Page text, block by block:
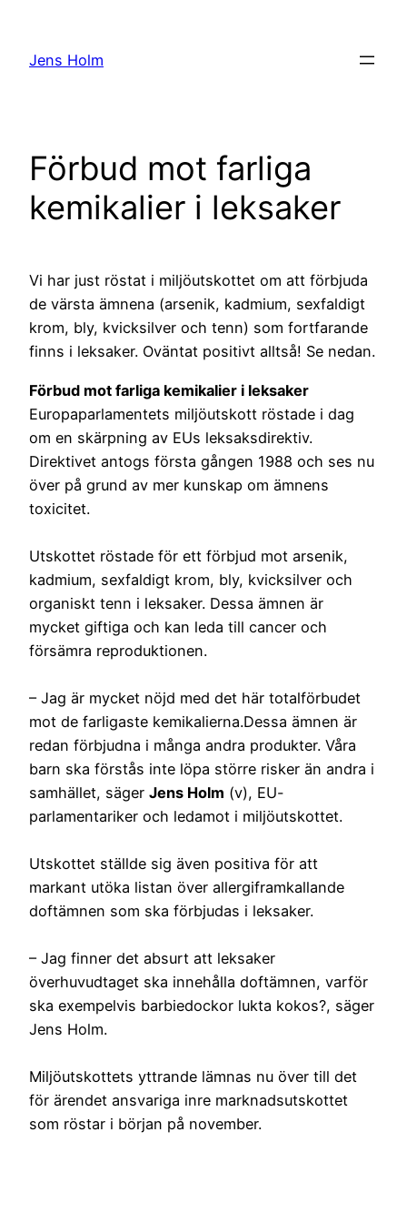
innehåll
Jens Holm
Förbud mot farliga
kemikalier i leksaker
Vi har just röstat i miljöutskottet om att förbjuda
de värsta ämnena (arsenik, kadmium, sexfaldigt
krom, bly, kvicksilver och tenn) som fortfarande
finns i leksaker. Oväntat positivt alltså! Se nedan.
Förbud mot farliga kemikalier i leksaker
Europaparlamentets miljöutskott röstade i dag
om en skärpning av EUs leksaksdirektiv.
Direktivet antogs första gången 1988 och ses nu
över på grund av mer kunskap om ämnens
toxicitet.
Utskottet röstade för ett förbjud mot arsenik,
kadmium, sexfaldigt krom, bly, kvicksilver och
organiskt tenn i leksaker. Dessa ämnen är
mycket giftiga och kan leda till cancer och
försämra reproduktionen.
– Jag är mycket nöjd med det här totalförbudet
mot de farligaste kemikalierna.Dessa ämnen är
redan förbjudna i många andra produkter. Våra
barn ska förstås inte löpa större risker än andra i
samhället, säger Jens Holm (v), EU-
parlamentariker och ledamot i miljöutskottet.
Utskottet ställde sig även positiva för att
markant utöka listan över allergiframkallande
doftämnen som ska förbjudas i leksaker.
– Jag finner det absurt att leksaker
överhuvudtaget ska innehålla doftämnen, varför
ska exempelvis barbiedockor lukta kokos?, säger
Jens Holm.
Miljöutskottets yttrande lämnas nu över till det
för ärendet ansvariga inre marknadsutskottet
som röstar i början på november.